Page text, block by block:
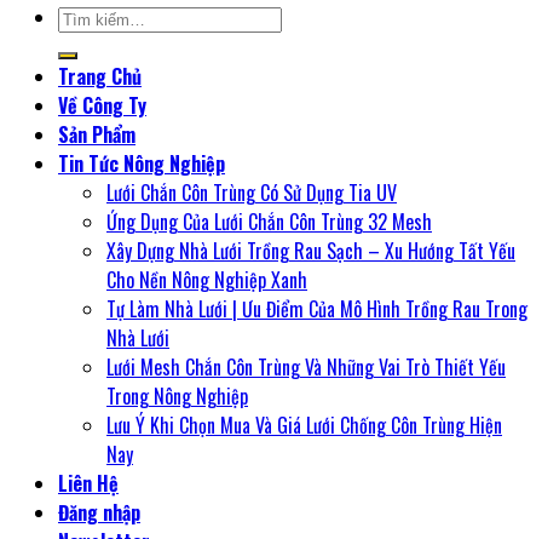
Tìm
kiếm:
Trang Chủ
Về Công Ty
Sản Phẩm
Tin Tức Nông Nghiệp
Lưới Chắn Côn Trùng Có Sử Dụng Tia UV
Ứng Dụng Của Lưới Chắn Côn Trùng 32 Mesh
Xây Dựng Nhà Lưới Trồng Rau Sạch – Xu Hướng Tất Yếu
Cho Nền Nông Nghiệp Xanh
Tự Làm Nhà Lưới | Ưu Điểm Của Mô Hình Trồng Rau Trong
Nhà Lưới
Lưới Mesh Chắn Côn Trùng Và Những Vai Trò Thiết Yếu
Trong Nông Nghiệp
Lưu Ý Khi Chọn Mua Và Giá Lưới Chống Côn Trùng Hiện
Nay
Liên Hệ
Đăng nhập